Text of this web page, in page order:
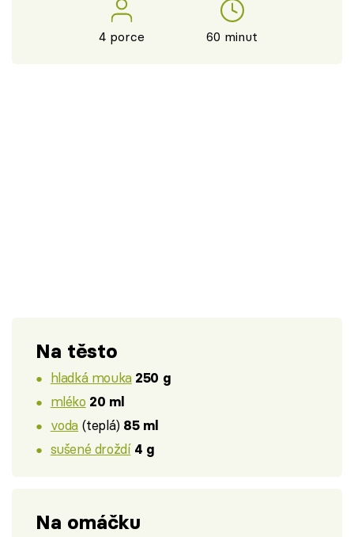
Přihlášení4 porce 60 minut
Na těsto
hladká mouka 250 g
mléko 20 ml
voda (teplá) 85 ml
sušené droždí 4 g
Na omáčku